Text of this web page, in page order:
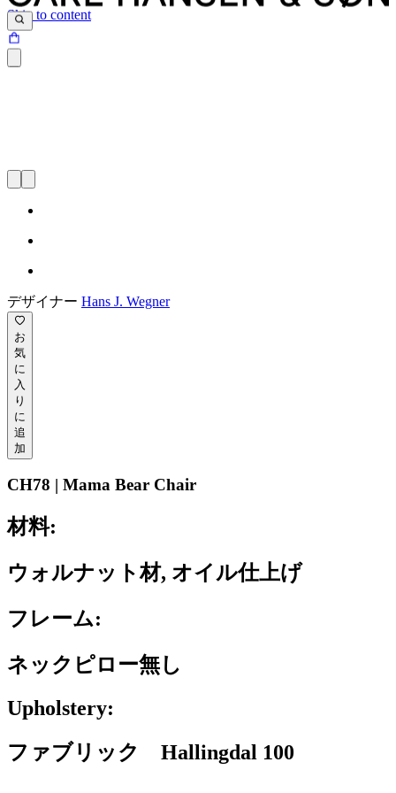
Skip to content
デザイナー Hans J. Wegner
お
気
に
入
り
に
追
加
CH78 | Mama Bear Chair
材料:
ウォルナット材, オイル仕上げ
フレーム:
ネックピロー無し
Upholstery:
ファブリック Hallingdal 100